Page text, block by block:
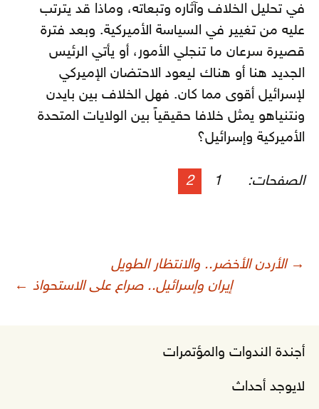
في تحليل الخلاف وآثاره وتبعاته، وماذا قد يترتب
عليه من تغيير في السياسة الأميركية. وبعد فترة
قصيرة سرعان ما تنجلي الأمور، أو يأتي الرئيس
الجديد هنا أو هناك ليعود الاحتضان الإميركي
لإسرائيل أقوى مما كان. فهل الخلاف بين بايدن
ونتنياهو يمثل خلافا حقيقياً بين الولايات المتحدة
الأميركية وإسرائيل؟
الصفحات: 1
2
تصفّح
→ الأردن الأخضر.. والانتظار الطويل
إيران وإسرائيل.. صراع على الاستحواذ ←
أجندة الندوات والمؤتمرات
لايوجد أحداث